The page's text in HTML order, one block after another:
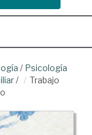
/ Psicología
/
Trabajo